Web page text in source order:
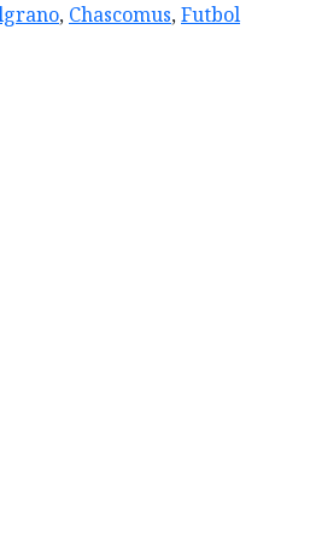
, Chascomus,Futbol